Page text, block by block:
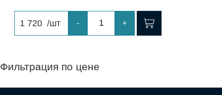
1 720 /шт - +
Фильтрация по цене